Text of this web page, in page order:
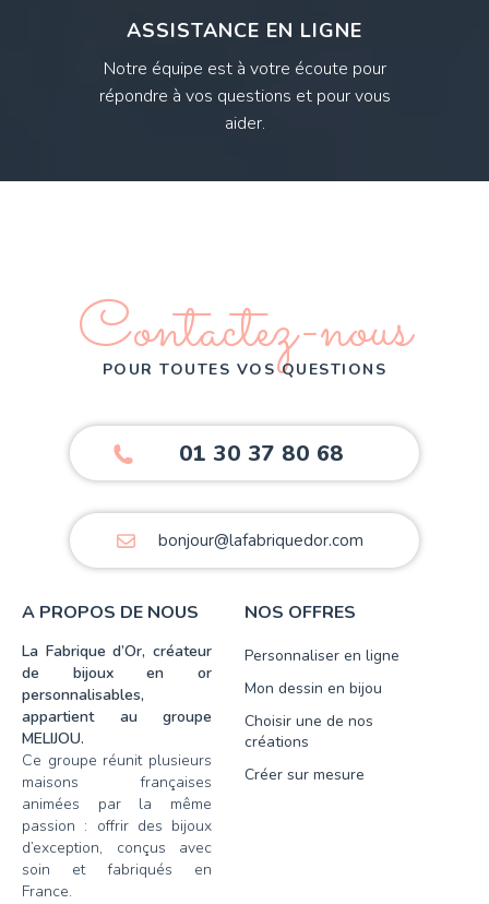
ASSISTANCE EN LIGNE
Notre équipe est à votre écoute pour
répondre à vos questions et pour vous
aider.
Contactez-nous
POUR TOUTES VOS QUESTIONS
01 30 37 80 68
bonjour@lafabriquedor.com
A PROPOS DE NOUS
La Fabrique d’Or, créateur
de bijoux en or
personnalisables,
appartient au groupe
MELIJOU.
Ce groupe réunit plusieurs
maisons françaises
animées par la même
passion : offrir des bijoux
d’exception, conçus avec
soin et fabriqués en
France.
NOS OFFRES
Personnaliser en ligne
Mon dessin en bijou
Choisir une de nos
créations
Créer sur mesure